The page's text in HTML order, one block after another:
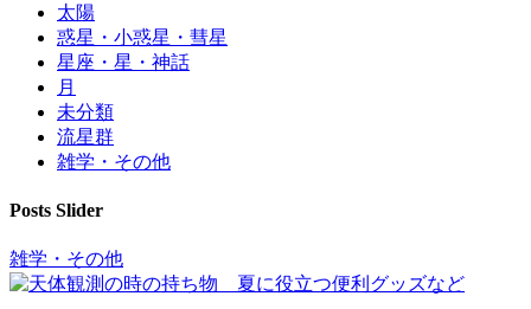
太陽
惑星・小惑星・彗星
星座・星・神話
月
未分類
流星群
雑学・その他
Posts Slider
雑学・その他